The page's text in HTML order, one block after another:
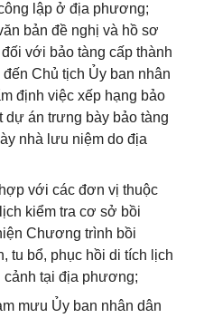
lập ở địa phương;
bản đề nghị và hồ sơ
với bảo tàng cấp thành
Chủ tịch Ủy ban nhân
định việc xếp hạng bảo
dự án trưng bày bảo tàng
nhà lưu niệm do địa
với các đơn vị thuộc
kiểm tra cơ sở bồi
Chương trình bồi
tu bổ, phục hồi di tích lịch
cảnh tại địa phương;
mưu Ủy ban nhân dân